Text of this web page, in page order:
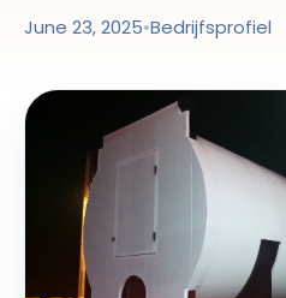
June 23, 2025•Bedrijfsprofiel